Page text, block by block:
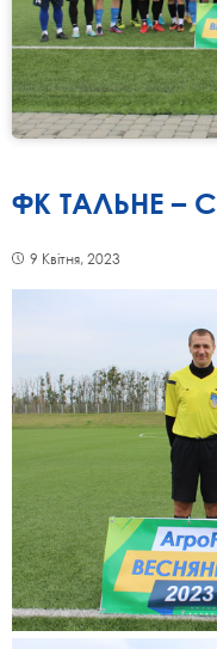
ФК ТАЛЬНЕ –
9 Квітня, 2023